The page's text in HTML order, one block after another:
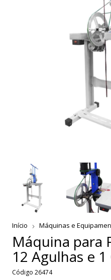
Início Máquinas e
Máquina para
12 Agulhas e 1
Código 26474